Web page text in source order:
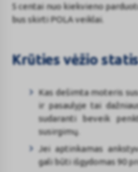
5 centai nuo kiekvieno
bus skirti POLA veiklai.
Krūties vėžio
Kas dešimta moteris
ir pasaulyje tai
sudaranti beveik
susirgimų.
Jei aptinkamas
gali būti išgydomas 90